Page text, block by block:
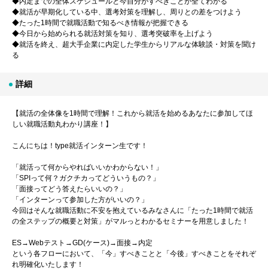
◆就活が早期化している中、選考対策を理解し、周りとの差をつけよう
◆たった1時間で就職活動で知るべき情報が把握できる
◆今日から始められる就活対策を知り、選考突破率を上げよう
◆就活を終え、超大手企業に内定した学生からリアルな体験談・対策を聞け
る
詳細
【就活の全体像を1時間で理解！これから就活を始めるあなたに参加してほ
しい就職活動丸わかり講座！】
こんにちは！type就活インターン生です！
「就活って何からやればいいかわからない！」
「SPIって何？ガクチカってどういうもの？」
「面接ってどう答えたらいいの？」
「インターンって参加した方がいいの？」
今回はそんな就職活動に不安を抱えているみなさんに「たった1時間で就活
の全ステップの概要と対策」がマルっとわかるセミナーを用意しました！
ES→Webテスト→GD(ケース)→面接→内定
という各フローにおいて、「今」すべきことと「今後」すべきことをそれぞ
れ明確化いたします！